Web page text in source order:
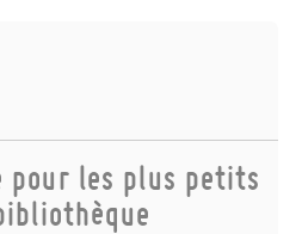
pour les plus petits